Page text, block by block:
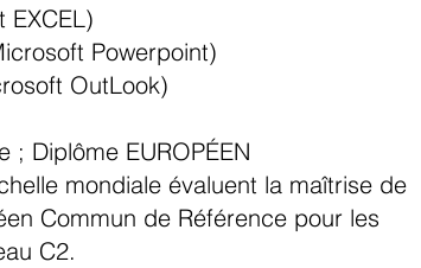
EXCEL)
Powerpoint)
OutLook)
; Diplôme EUROPÉEN
mondiale évaluent la maîtrise de
Commun de Référence pour les
C2.